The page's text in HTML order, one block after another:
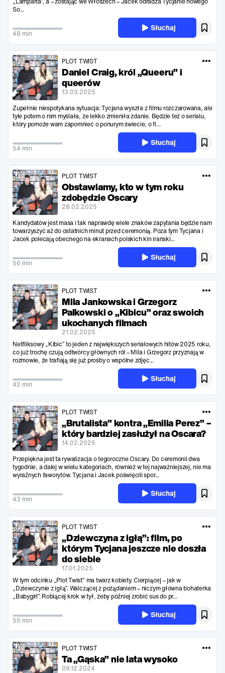
So...
48 min
Słuchaj
PLOT TWIST
Daniel Craig, król „Queeru” i
queerów
13.03.2025
Zupełnie niespotykana sytuacja: Tycjana wyszła z filmu rozczarowana, ale
tyle potem o nim myślała, że lekko zmieniła zdanie. Będzie też o serialu,
który pomoże wam zapomnieć o ponurym świecie, o fi...
54 min
Słuchaj
PLOT TWIST
Obstawiamy, kto w tym roku
zdobędzie Oscary
28.02.2025
Kandydatów jest masa i tak naprawdę wiele znaków zapytania będzie nam
towarzyszyć aż do ostatnich minut przed ceremonią. Poza tym Tycjana i
Jacek polecają obecnego na ekranach polskich kin irański...
56 min
Słuchaj
PLOT TWIST
Mila Jankowska i Grzegorz
Palkowski o „Kibicu” oraz swoich
ukochanych filmach
21.02.2025
Netfliksowy „Kibic” to jeden z największych serialowych hitów 2025 roku,
co już trochę czują odtwórcy głównych ról – Mila i Grzegorz przyznają w
rozmowie, że trafiają się już prośby o wspólne zdjęc...
42 min
Słuchaj
PLOT TWIST
„Brutalista” kontra „Emilia Perez” –
który bardziej zasłużył na Oscara?
14.02.2025
Przepiękna jest ta rywalizacja o tegoroczne Oscary. Do ceremonii dwa
tygodnie, a dalej w wielu kategoriach, również w tej najważniejszej, nie ma
wyraźnych faworytów. Tycjana i Jacek poświęcili spor...
43 min
Słuchaj
PLOT TWIST
„Dziewczyna z igłą”: film, po
którym Tycjana jeszcze nie doszła
do siebie
17.01.2025
W tym odcinku „Plot Twist” ma twarz kobiety. Cierpiącej – jak w
„Dziewczynie z igłą”. Walczącej z pożądaniem – niczym główna bohaterka
„Babygirl”. Robiącej krok w tył, żeby później zrobić sus do pr...
55 min
Słuchaj
PLOT TWIST
Ta „Gąska” nie lata wysoko
09.12.2024